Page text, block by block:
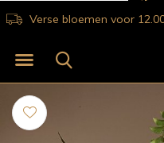
Verse bloemen voor